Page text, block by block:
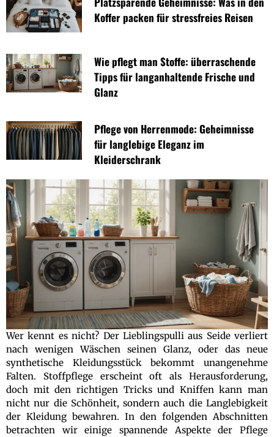
Koffer packen für stressfreies Reisen
Wie pflegt man Stoffe: überraschende
Tipps für langanhaltende Frische und
Glanz
Pflege von Herrenmode: Geheimnisse
für langlebige Eleganz im
Kleiderschrank
Wer kennt es nicht? Der Lieblingspulli aus Seide verliert
nach wenigen Wäschen seinen Glanz, oder das neue
synthetische Kleidungsstück bekommt unangenehme
Falten. Stoffpflege erscheint oft als Herausforderung,
doch mit den richtigen Tricks und Kniffen kann man
nicht nur die Schönheit, sondern auch die Langlebigkeit
der Kleidung bewahren. In den folgenden Abschnitten
betrachten wir einige spannende Aspekte der Pflege